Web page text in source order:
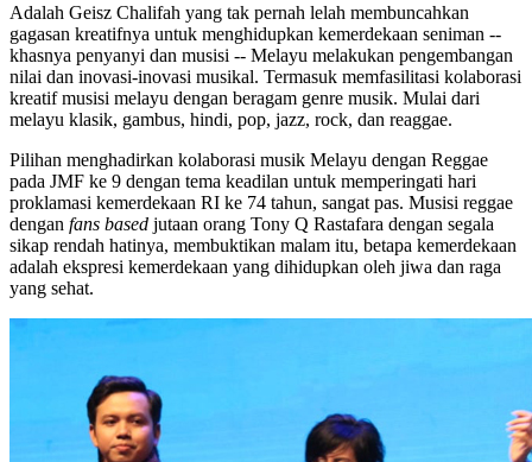
Adalah Geisz Chalifah yang tak pernah lelah membuncahkan
gagasan kreatifnya untuk menghidupkan kemerdekaan seniman --
khasnya penyanyi dan musisi -- Melayu melakukan pengembangan
nilai dan inovasi-inovasi musikal. Termasuk memfasilitasi kolaborasi
kreatif musisi melayu dengan beragam genre musik. Mulai dari
melayu klasik, gambus, hindi, pop, jazz, rock, dan reaggae.
Pilihan menghadirkan kolaborasi musik Melayu dengan Reggae
pada JMF ke 9 dengan tema keadilan untuk memperingati hari
proklamasi kemerdekaan RI ke 74 tahun, sangat pas. Musisi reggae
dengan fans based jutaan orang Tony Q Rastafara dengan segala
sikap rendah hatinya, membuktikan malam itu, betapa kemerdekaan
adalah ekspresi kemerdekaan yang dihidupkan oleh jiwa dan raga
yang sehat.